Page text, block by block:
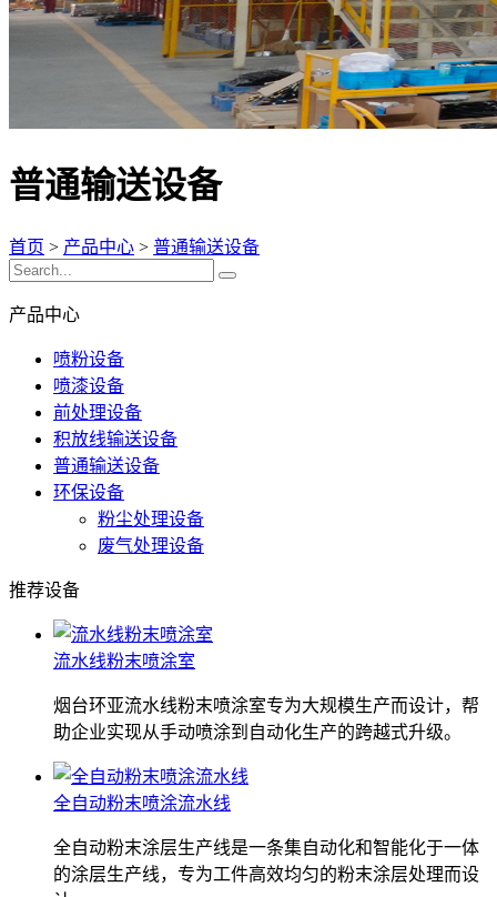
普通输送设备
首页 > 产品中心 > 普通输送设备
产品中心
喷粉设备
喷漆设备
前处理设备
积放线输送设备
普通输送设备
环保设备
粉尘处理设备
废气处理设备
推荐设备
流水线粉末喷涂室
烟台环亚流水线粉末喷涂室专为大规模生产而设计，帮
助企业实现从手动喷涂到自动化生产的跨越式升级。
全自动粉末喷涂流水线
全自动粉末涂层生产线是一条集自动化和智能化于一体
的涂层生产线，专为工件高效均匀的粉末涂层处理而设